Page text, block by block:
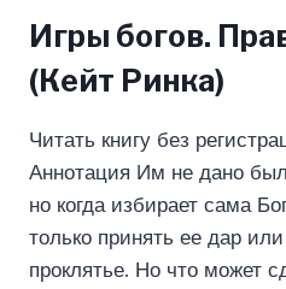
Игры богов.
(Кейт Ринка)
Читать книгу без
Аннотация Им не дано
но когда избирает сама
только принять ее дар
проклятье. Но что может